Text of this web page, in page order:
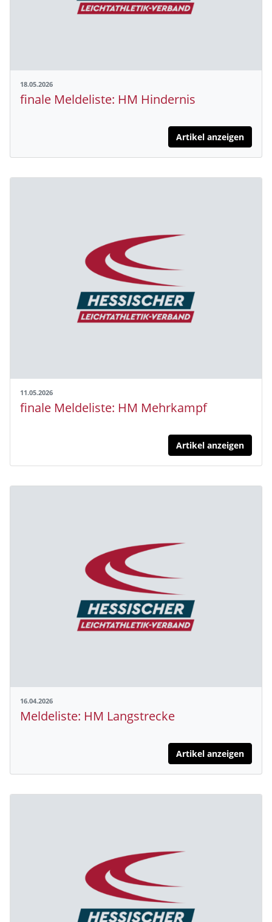
18.05.2026
finale Meldeliste: HM Hindernis
Artikel anzeigen
11.05.2026
finale Meldeliste: HM Mehrkampf
Artikel anzeigen
16.04.2026
Meldeliste: HM Langstrecke
Artikel anzeigen